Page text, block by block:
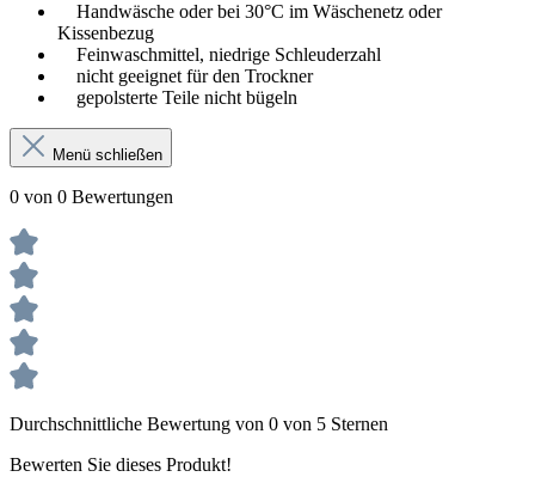
Handwäsche oder bei 30°C im Wäschenetz oder
Kissenbezug
Feinwaschmittel, niedrige Schleuderzahl
nicht geeignet für den Trockner
gepolsterte Teile nicht bügeln
Menü schließen
0 von 0 Bewertungen
Durchschnittliche Bewertung von 0 von 5 Sternen
Bewerten Sie dieses Produkt!